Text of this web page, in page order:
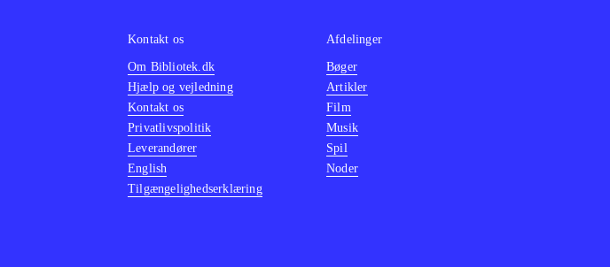
Kontakt os
Om Bibliotek.dk
Hjælp og vejledning
Kontakt os
Privatlivspolitik
Leverandører
English
Tilgængelighedserklæring
Afdelinger
Bøger
Artikler
Film
Musik
Spil
Noder